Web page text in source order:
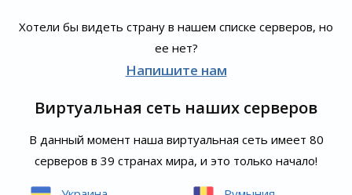
Хотели бы видеть страну в нашем списке серверов, но
ее нет?
Напишите нам
Виртуальная сеть наших серверов
В данный момент наша виртуальная сеть имеет 80
серверов в 39 странах мира, и это только начало!